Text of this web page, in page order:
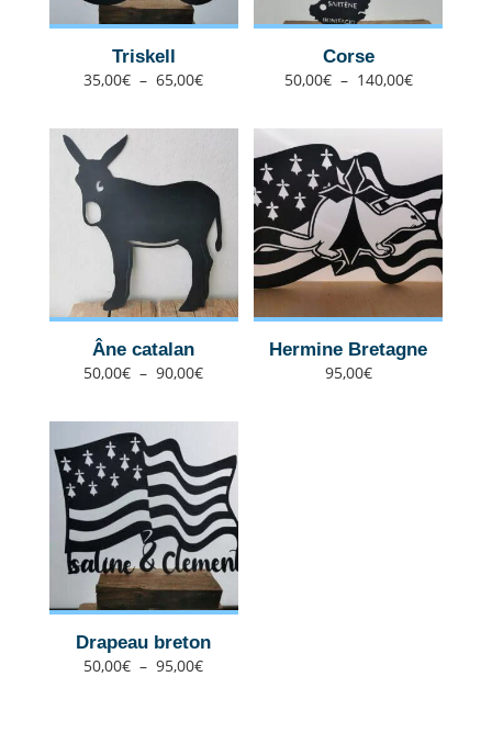
Triskell
35,00€ – 65,00€Plage
de
Corse
50,00€ – 140,00€Plage
de
Âne catalan
50,00€ – 90,00€Plage
de
Hermine Bretagne
95,00€
Drapeau breton
50,00€ – 95,00€Plage
de